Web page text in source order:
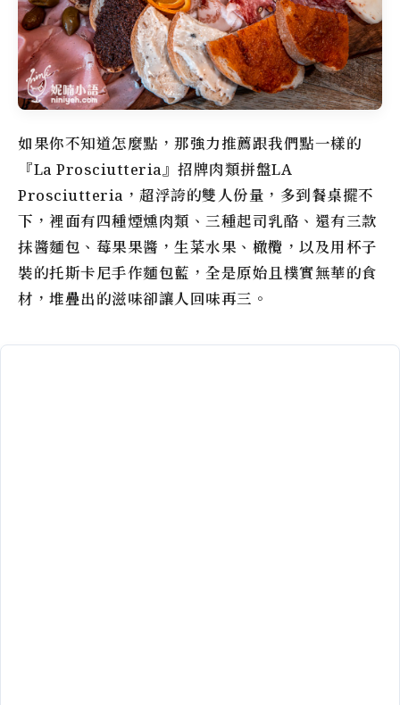
如果你不知道怎麼點，那強力推薦跟我們點一樣的
『La Prosciutteria』招牌肉類拼盤LA
Prosciutteria，超浮誇的雙人份量，多到餐桌擺不
下，裡面有四種煙燻肉類、三種起司乳酪、還有三款
抹醬麵包、莓果果醬，生菜水果、橄欖，以及用杯子
裝的托斯卡尼手作麵包藍，全是原始且樸實無華的食
材，堆疊出的滋味卻讓人回味再三。